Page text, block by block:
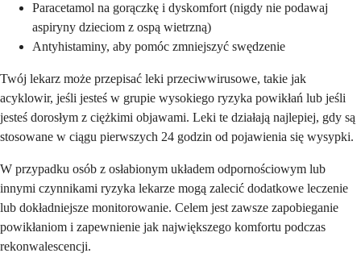
Paracetamol na gorączkę i dyskomfort (nigdy nie podawaj
aspiryny dzieciom z ospą wietrzną)
Antyhistaminy, aby pomóc zmniejszyć swędzenie
Twój lekarz może przepisać leki przeciwwirusowe, takie jak
acyklowir, jeśli jesteś w grupie wysokiego ryzyka powikłań lub jeśli
jesteś dorosłym z ciężkimi objawami. Leki te działają najlepiej, gdy są
stosowane w ciągu pierwszych 24 godzin od pojawienia się wysypki.
W przypadku osób z osłabionym układem odpornościowym lub
innymi czynnikami ryzyka lekarze mogą zalecić dodatkowe leczenie
lub dokładniejsze monitorowanie. Celem jest zawsze zapobieganie
powikłaniom i zapewnienie jak największego komfortu podczas
rekonwalescencji.